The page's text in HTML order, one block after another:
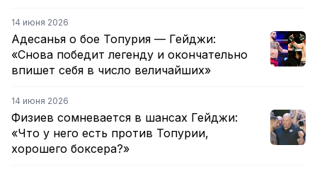
14 июня 2026
Адесанья о бое Топурия — Гейджи:
«Снова победит легенду и окончательно
впишет себя в число величайших»
14 июня 2026
Физиев сомневается в шансах Гейджи:
«Что у него есть против Топурии,
хорошего боксера?»